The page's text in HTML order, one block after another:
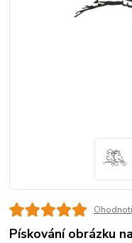
Pískování obrázku